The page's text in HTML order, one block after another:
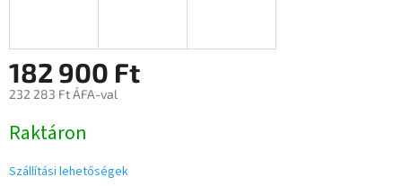
182 900 Ft
232 283 Ft ÁFA-val
Raktáron
Szállítási lehetőségek